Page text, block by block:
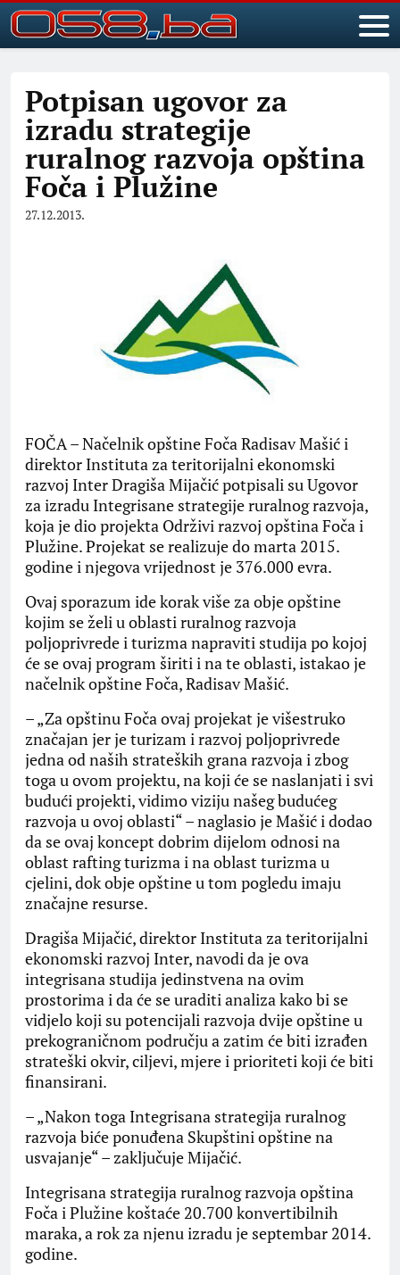
Potpisan ugovor za
izradu strategije
ruralnog razvoja opština
Foča i Plužine
27.12.2013.
FOČA – Načelnik opštine Foča Radisav Mašić i
direktor Instituta za teritorijalni ekonomski
razvoj Inter Dragiša Mijačić potpisali su Ugovor
za izradu Integrisane strategije ruralnog razvoja,
koja je dio projekta Održivi razvoj opština Foča i
Plužine. Projekat se realizuje do marta 2015.
godine i njegova vrijednost je 376.000 evra.
Ovaj sporazum ide korak više za obje opštine
kojim se želi u oblasti ruralnog razvoja
poljoprivrede i turizma napraviti studija po kojoj
će se ovaj program širiti i na te oblasti, istakao je
načelnik opštine Foča, Radisav Mašić.
– „Za opštinu Foča ovaj projekat je višestruko
značajan jer je turizam i razvoj poljoprivrede
jedna od naših strateških grana razvoja i zbog
toga u ovom projektu, na koji će se naslanjati i svi
budući projekti, vidimo viziju našeg budućeg
razvoja u ovoj oblasti“ – naglasio je Mašić i dodao
da se ovaj koncept dobrim dijelom odnosi na
oblast rafting turizma i na oblast turizma u
cjelini, dok obje opštine u tom pogledu imaju
značajne resurse.
Dragiša Mijačić, direktor Instituta za teritorijalni
ekonomski razvoj Inter, navodi da je ova
integrisana studija jedinstvena na ovim
prostorima i da će se uraditi analiza kako bi se
vidjelo koji su potencijali razvoja dvije opštine u
prekograničnom području a zatim će biti izrađen
strateški okvir, ciljevi, mjere i prioriteti koji će biti
finansirani.
– „Nakon toga Integrisana strategija ruralnog
razvoja biće ponuđena Skupštini opštine na
usvajanje“ – zaključuje Mijačić.
Integrisana strategija ruralnog razvoja opština
Foča i Plužine koštaće 20.700 konvertibilnih
maraka, a rok za njenu izradu je septembar 2014.
godine.